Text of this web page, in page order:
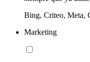
Bing, Criteo, Meta,
Marketing